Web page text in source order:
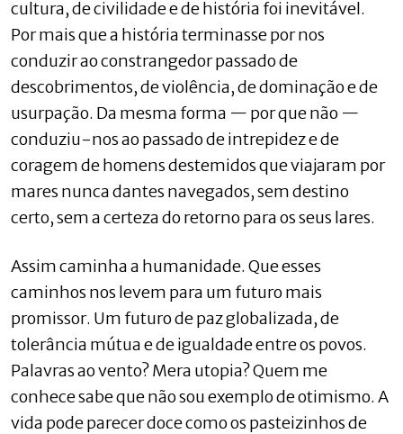
cultura, de civilidade e de história foi inevitável.
Por mais que a história terminasse por nos
conduzir ao constrangedor passado de
descobrimentos, de violência, de dominação e de
usurpação. Da mesma forma — por que não —
conduziu-nos ao passado de intrepidez e de
coragem de homens destemidos que viajaram por
mares nunca dantes navegados, sem destino
certo, sem a certeza do retorno para os seus lares.
Assim caminha a humanidade. Que esses
caminhos nos levem para um futuro mais
promissor. Um futuro de paz globalizada, de
tolerância mútua e de igualdade entre os povos.
Palavras ao vento? Mera utopia? Quem me
conhece sabe que não sou exemplo de otimismo. A
vida pode parecer doce como os pasteizinhos de